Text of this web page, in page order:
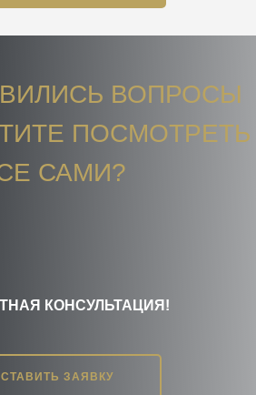
ВОПРОСЫ
ПОСМОТРЕТЬ
САМИ?
КОНСУЛЬТАЦИЯ!
ЗАЯВКУ